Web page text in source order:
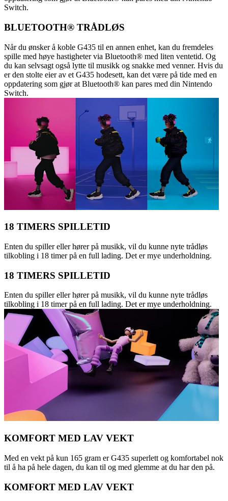
Switch.
BLUETOOTH® TRÅDLØS
Når du ønsker å koble G435 til en annen enhet, kan du fremdeles
spille med høye hastigheter via Bluetooth® med liten ventetid. Og
du kan selvsagt også lytte til musikk og snakke med venner. Hvis du
er den stolte eier av et G435 hodesett, kan det være på tide med en
oppdatering som gjør at Bluetooth® kan pares med din Nintendo
Switch.
18 TIMERS SPILLETID
Enten du spiller eller hører på musikk, vil du kunne nyte trådløs
tilkobling i 18 timer på en full lading. Det er mye underholdning.
18 TIMERS SPILLETID
Enten du spiller eller hører på musikk, vil du kunne nyte trådløs
tilkobling i 18 timer på en full lading. Det er mye underholdning.
KOMFORT MED LAV VEKT
Med en vekt på kun 165 gram er G435 superlett og komfortabel nok
til å ha på hele dagen, du kan til og med glemme at du har den på.
KOMFORT MED LAV VEKT